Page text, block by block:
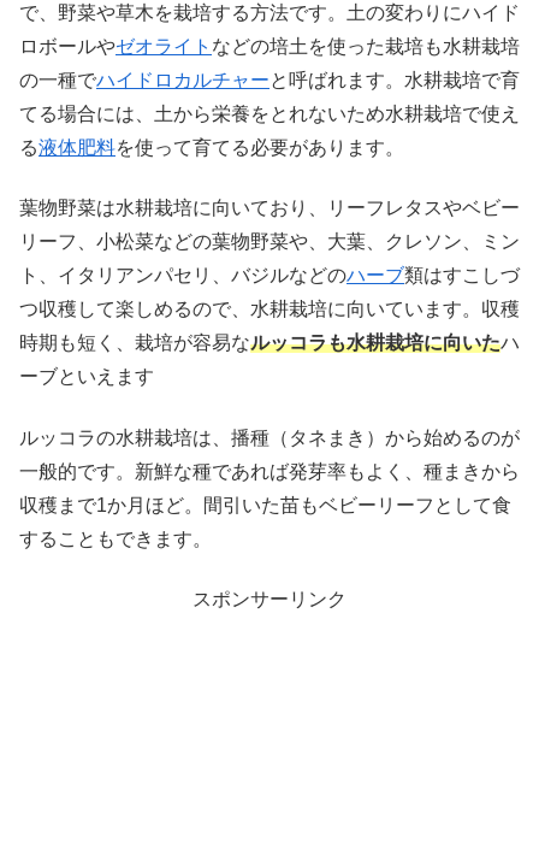
で、野菜や草木を栽培する方法です。土の変わりにハイド
ロボールやゼオライト などの培土を使った栽培も水耕栽培
の一種でハイドロカルチャーと呼ばれます。水耕栽培で育
てる場合には、土から栄養をとれないため水耕栽培で使え
る液体肥料を使って育てる必要があります。
葉物野菜は水耕栽培に向いており、リーフレタスやベビー
リーフ、小松菜などの葉物野菜や、大葉、クレソン、ミン
ト、イタリアンパセリ、バジルなどのハーブ類はすこしづ
つ収穫して楽しめるので、水耕栽培に向いています。収穫
時期も短く、栽培が容易なルッコラも水耕栽培に向いたハ
ーブといえます
ルッコラの水耕栽培は、播種（タネまき）から始めるのが
一般的です。新鮮な種であれば発芽率もよく、種まきから
収穫まで1か月ほど。間引いた苗もベビーリーフとして食
することもできます。
スポンサーリンク